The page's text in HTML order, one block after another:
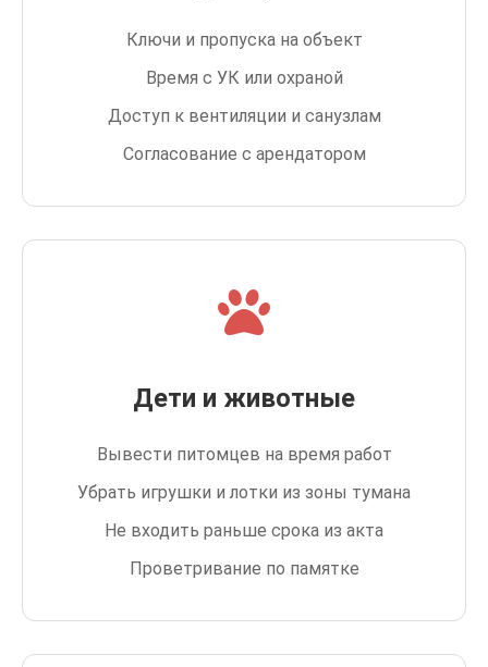
Ключи и пропуска на объект
Время с УК или охраной
Доступ к вентиляции и санузлам
Согласование с арендатором
Дети и животные
Вывести питомцев на время работ
Убрать игрушки и лотки из зоны тумана
Не входить раньше срока из акта
Проветривание по памятке